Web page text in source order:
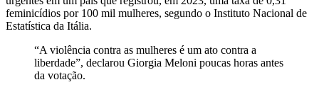
feminicídios por 100 mil mulheres, segundo o Instituto Nacional de
Estatística da Itália.
“A violência contra as mulheres é um ato contra a
liberdade”, declarou Giorgia Meloni poucas horas antes
da votação.